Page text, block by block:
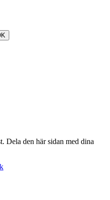
Dela den här sidan med dina